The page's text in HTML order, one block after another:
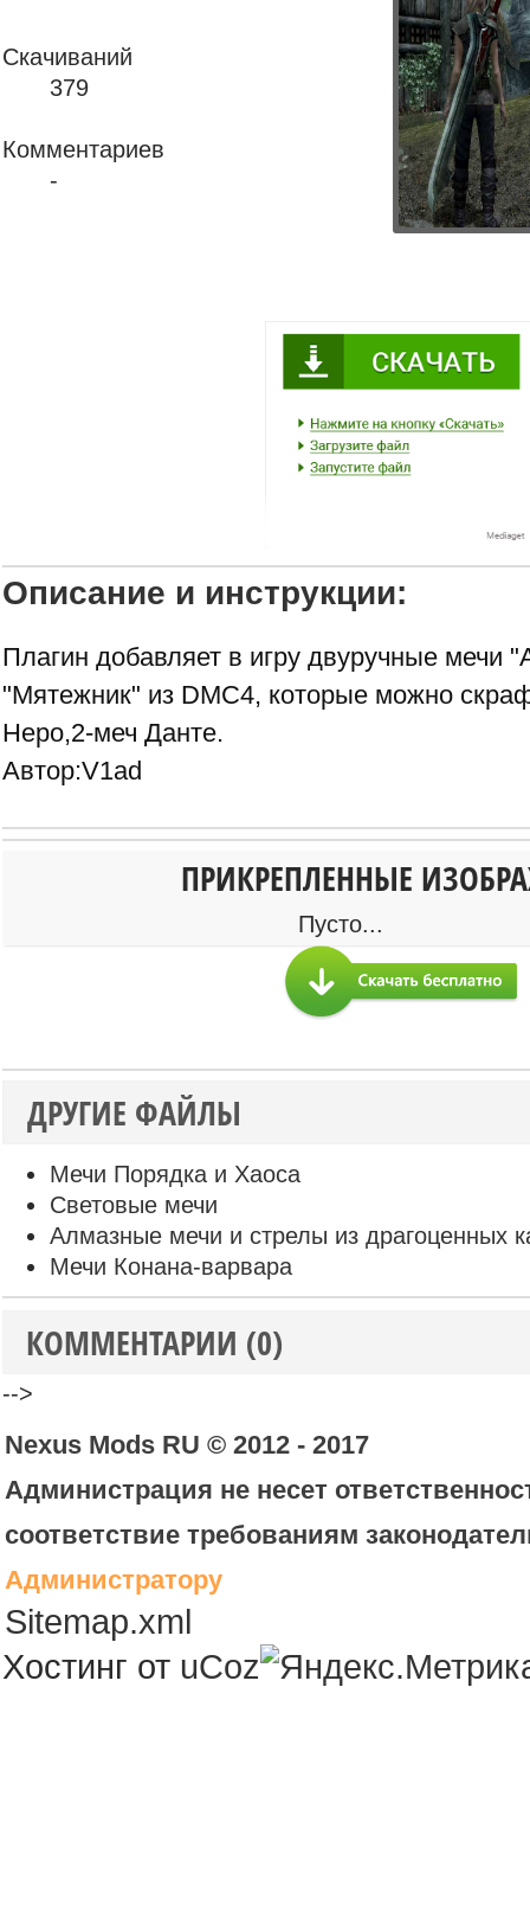
Скачиваний
379
Комментариев
-
Описание и инструкции:
Плагин добавляет в игру двуручные мечи
"Мятежник" из DMC4, которые можно
Неро,2-меч Данте.
Автор:V1ad
ПРИКРЕПЛЕННЫЕ
Пусто...
ДРУГИЕ ФАЙЛЫ
Мечи Порядка и Хаоса
Световые мечи
Алмазные мечи и стрелы из драгоценных
Мечи Конана-варвара
КОММЕНТАРИИ (0)
-->
Nexus Mods RU © 2012 - 2017
Администрация не несет
соответствие требованиям
Администратору
Sitemap.xml
Хостинг от uCoz